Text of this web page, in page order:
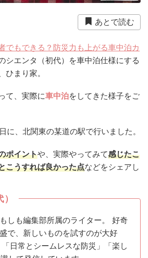
非常食
あとで読む
でもできる？防災力も上がる車中泊カ
シエンタ（初代）を車中泊仕様にする
ひまり家。
て、実際に車中泊をしてきた様子をご
に、北関東の某道の駅で行いました。
ポイントや、実際やってみて感じたこ
こうすれば良かった点などをシェアし
しも編集部所属のライター。 好奇
で、新しいものを試すのが大好
「日常とシームレスな防災」「楽し